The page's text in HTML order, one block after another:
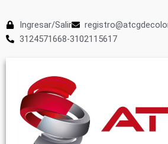
Ingresar/Salir
3124571668-3102115617